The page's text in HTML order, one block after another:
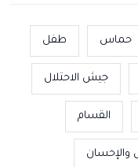
حماس طفل
جيش الاحتلال
القسام
والإحسان